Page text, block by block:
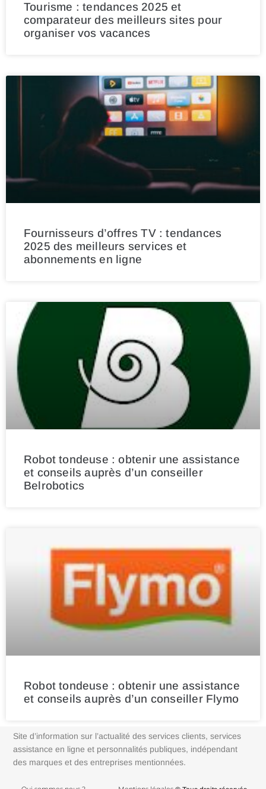
Tourisme : tendances 2025 et
comparateur des meilleurs sites pour
organiser vos vacances
Fournisseurs d’offres TV : tendances
2025 des meilleurs services et
abonnements en ligne
Robot tondeuse : obtenir une assistance
et conseils auprès d’un conseiller
Belrobotics
Robot tondeuse : obtenir une assistance
et conseils auprès d’un conseiller Flymo
Site d’information sur l’actualité des services clients, services
assistance en ligne et personnalités publiques, indépendant
des marques et des entreprises mentionnées.